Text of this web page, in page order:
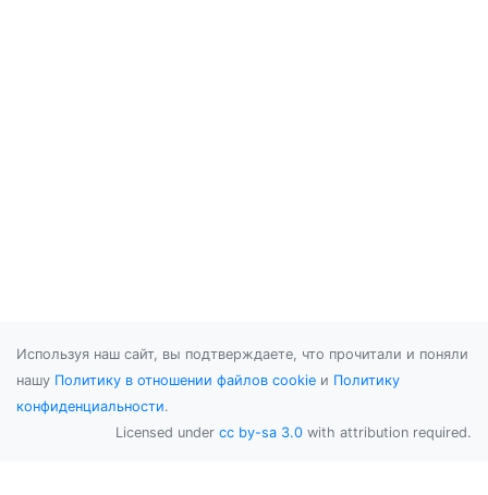
Используя наш сайт, вы подтверждаете, что прочитали и поняли
нашу Политику в отношении файлов cookie и Политику
конфиденциальности.
Licensed under cc by-sa 3.0 with attribution required.